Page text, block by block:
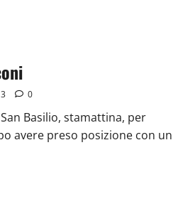
0
Basilio, stamattina, per
avere preso posizione con un